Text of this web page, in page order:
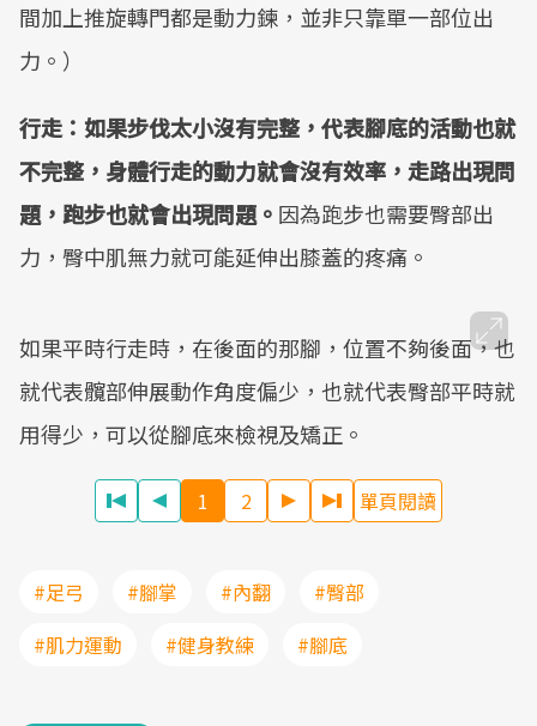
間加上推旋轉門都是動力鍊，並非只靠單一部位出
力。）
行走：如果步伐太小沒有完整，代表腳底的活動也就
不完整，身體行走的動力就會沒有效率，走路出現問
題，跑步也就會出現問題。 因為跑步也需要臀部出
力，臀中肌無力就可能延伸出膝蓋的疼痛。
如果平時行走時，在後面的那腳，位置不夠後面，也
就代表髖部伸展動作角度偏少，也就代表臀部平時就
用得少，可以從腳底來檢視及矯正。
1 2 單頁閱讀
#足弓 #腳掌 #內翻
#臀部
#肌力運動
#健身教練 #腳底